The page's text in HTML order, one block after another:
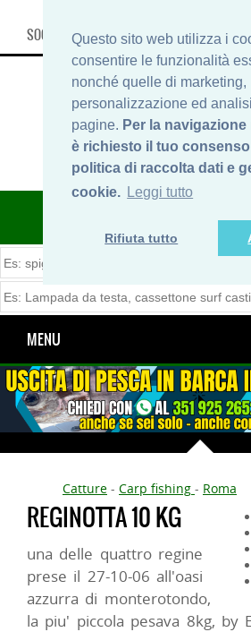
Questo sito web utilizza i
consentire le funzionalità
nonché quelle di marketing,
personalizzazione ed
pagine. Per la
è richiesto il tuo
politica di raccolta dati e
cookie. Leggi tutto
Rifiuta tutto
SOCIAL, INFO & SHOP
MENU
Catture - Carp fishing - Roma
REGINOTTA 10 KG
una delle quattro regine
prese il 27-10-06 all'oasi
azzurra di monterotondo,
la piu' piccola pesava 8kg, by